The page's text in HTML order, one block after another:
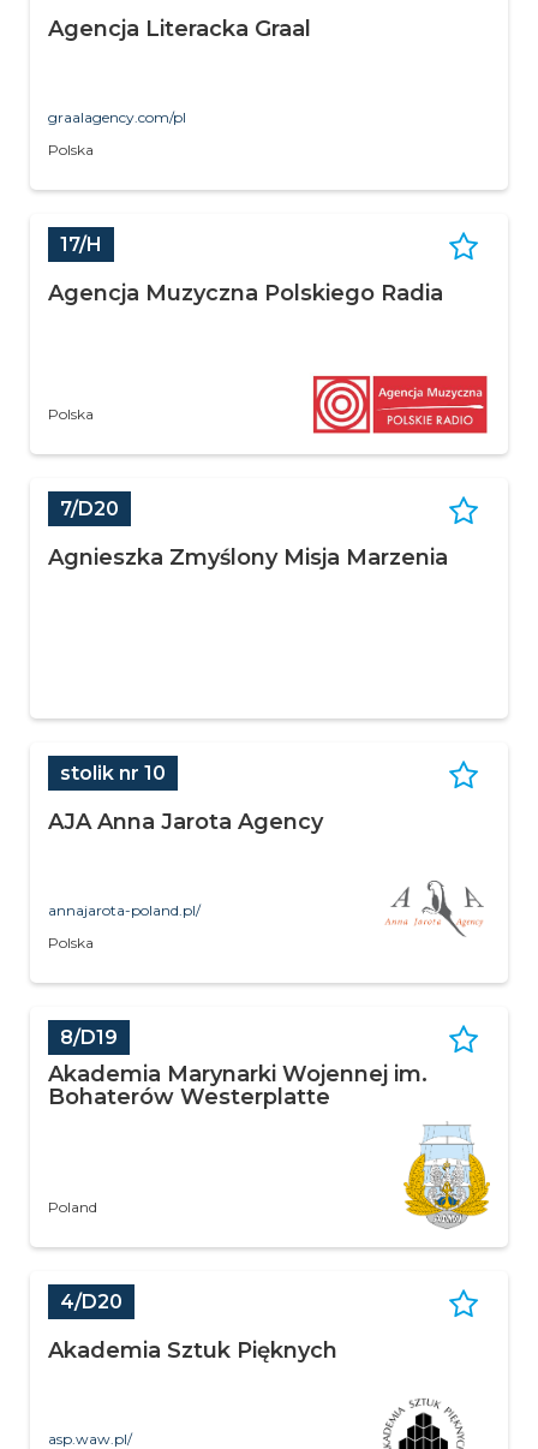
Agencja Literacka Graal
graalagency.com/pl
Polska
17/H
Agencja Muzyczna Polskiego Radia
Polska
7/D20
Agnieszka Zmyślony Misja Marzenia
stolik nr 10
AJA Anna Jarota Agency
annajarota-poland.pl/
Polska
8/D19
Akademia Marynarki Wojennej im.
Bohaterów Westerplatte
Poland
4/D20
Akademia Sztuk Pięknych
asp.waw.pl/